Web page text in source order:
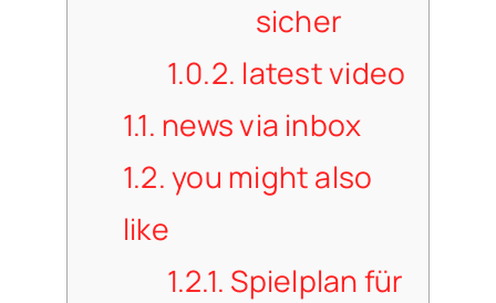
sicher
1.0.2. latest video
1.1. news via inbox
1.2.you might also
like
1.2.1. Spielplan für